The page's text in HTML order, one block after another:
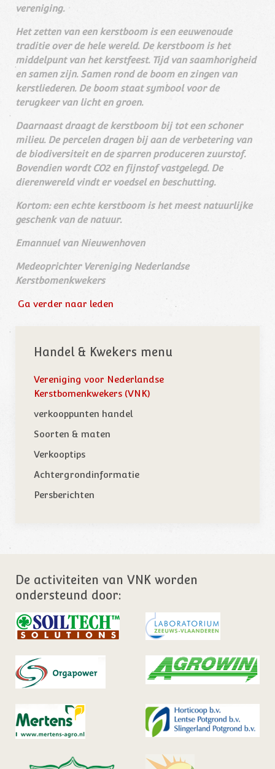
vereniging.
Het zetten van een kerstboom is een eeuwenoude
traditie over de hele wereld. De kerstboom is het
middelpunt van het kerstfeest. Tijd van saamhorigheid
en samen zijn. Samen rond de boom en zingen van
kerstliederen. De boom staat symbool voor de
terugkeer van licht en groen.
Daarnaast draagt de kerstboom bij tot een schoner
milieu. De percelen dragen bij aan de verbetering van
de biodiversiteit en de sparren produceren zuurstof.
Bovendien wordt CO2 en fijnstof vastgelegd. De
dierenwereld vindt er voedsel en beschutting.
Kortom: een echte kerstboom is het meest natuurlijke
geschenk van de natuur.
Emannuel van Nieuwenhoven
Medeoprichter Vereniging Nederlandse
Kerstbomenkwekers
Ga verder naar leden
Handel & Kwekers menu
Vereniging voor Nederlandse
Kerstbomenkwekers (VNK)
verkooppunten handel
Soorten & maten
Verkooptips
Achtergrondinformatie
Persberichten
De activiteiten van VNK worden
ondersteund door: